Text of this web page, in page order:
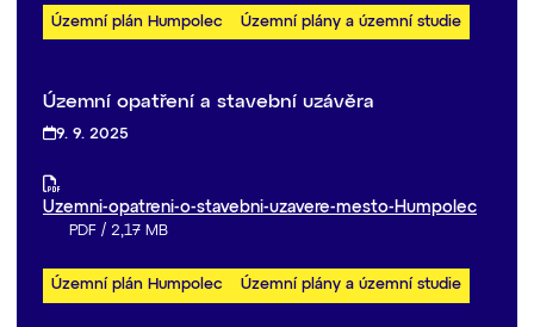
Územní plán Humpolec Územní plány a územní studie
Územní opatření a stavební uzávěra
9. 9. 2025
Uzemni-opatreni-o-stavebni-uzavere-mesto-Humpolec
PDF / 2,17 MB
Územní plán Humpolec Územní plány a územní studie